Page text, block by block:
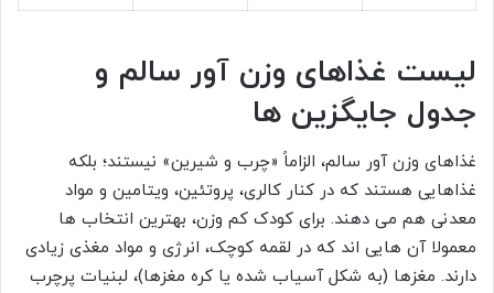
لیست غذاهای وزن آور سالم و
جدول جایگزین ها
غذاهای وزن آور سالم، الزاماً «چرب و شیرین» نیستند؛ بلکه
غذاهایی هستند که در کنار کالری، پروتئین، ویتامین و مواد
معدنی هم می دهند. برای کودک کم وزن، بهترین انتخاب ها
معمولا آن هایی اند که در لقمه کوچک، انرژی و مواد مغذی زیادی
دارند. مغزها (به شکل آسیاب شده یا کره مغزها)، لبنیات پرچرب